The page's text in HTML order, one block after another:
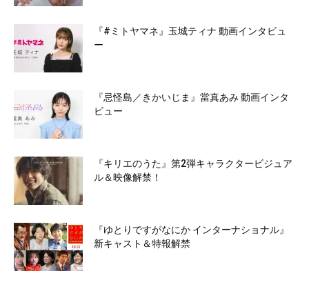
『#ミトヤマネ』玉城ティナ 動画インタビュ
ー
『忌怪島／きかいじま』當真あみ 動画インタ
ビュー
『キリエのうた』第2弾キャラクタービジュア
ル＆映像解禁！
『ゆとりですがなにか インターナショナル』
新キャスト＆特報解禁